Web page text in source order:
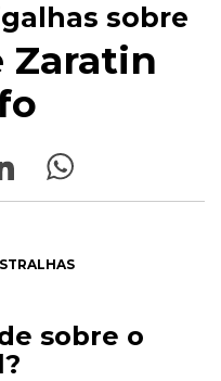
sobre
Zaratin
sobre o